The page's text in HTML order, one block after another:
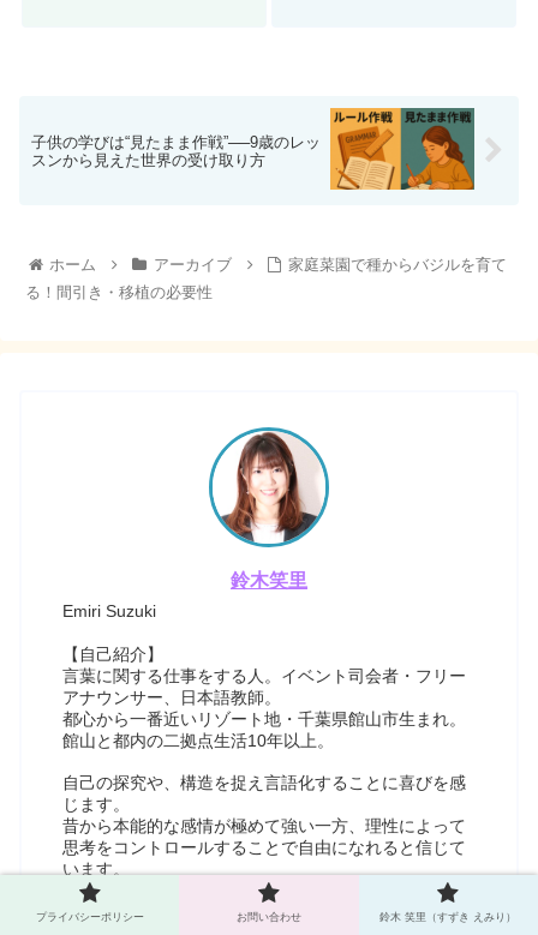
子供の学びは“見たまま作戦”──9歳のレッ
スンから見えた世界の受け取り方
ホーム アーカイブ
家庭菜園で種からバジルを育て
る！間引き・移植の必要性
鈴木笑里
Emiri Suzuki
【自己紹介】
言葉に関する仕事をする人。イベント司会者・フリー
アナウンサー、日本語教師。
都心から一番近いリゾート地・千葉県館山市生まれ。
館山と都内の二拠点生活10年以上。
自己の探究や、構造を捉え言語化することに喜びを感
じます。
昔から本能的な感情が極めて強い一方、理性によって
思考をコントロールすることで自由になれると信じて
います。
【経歴】
プライバシーポリシー お問い合わせ 鈴木 笑里（すずき えみり）